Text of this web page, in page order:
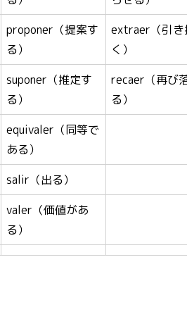
proponer（提案す
る）
extraer（引き
く）
suponer（推定す
る）
recaer（再び
る）
equivaler（同等で
ある）
salir（出る）
valer（価値があ
る）